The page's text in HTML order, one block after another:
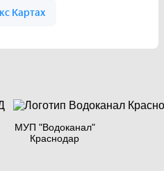
МУП "Водоканал"
Краснодар